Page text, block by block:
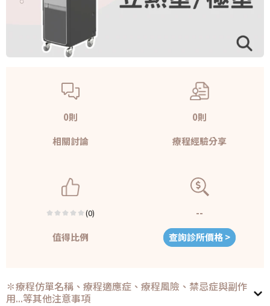
0則
相關討論
0則
療程經驗分享
(0)
值得比例
--
查詢診所價格 >
✽療程仿單名稱、療程適應症、療程風險、禁忌症與副作
用...等其他注意事項